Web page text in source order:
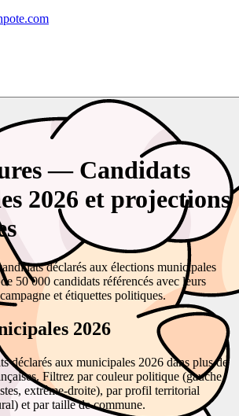
— Candidats
2026 et projections
déclarés aux élections municipales
50 000 candidats référencés avec leurs
et étiquettes politiques.
2026
déclarés aux municipales 2026 dans plus de
Filtrez par couleur politique (gauche,
extrême-droite), par profil territorial
et par taille de commune.